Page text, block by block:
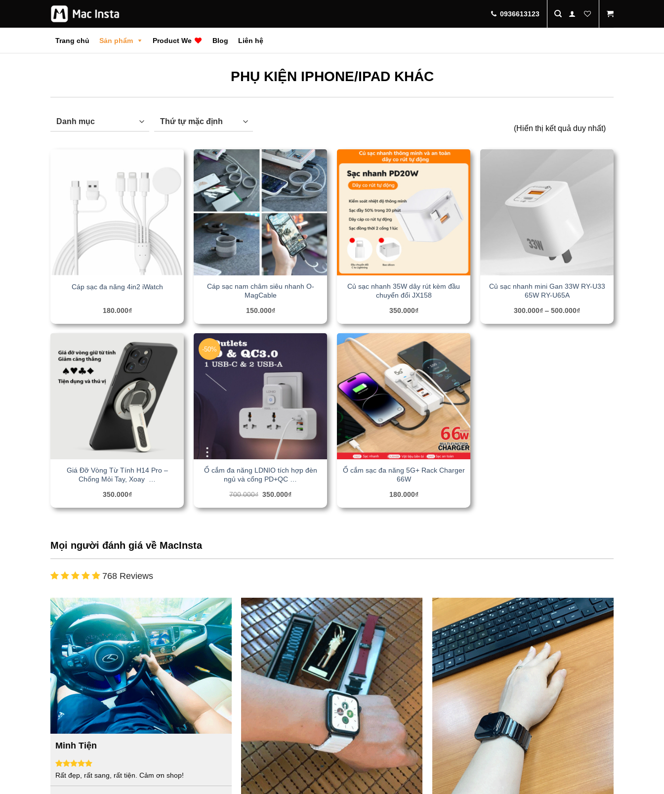
nội
0936613123
Trang chủ Sản phẩm Product We Blog Liên hệ
PHỤ KIỆN IPHONE/IPAD KHÁC
(Hiển thị kết quả duy nhất)
Cáp sạc đa năng 4in2 iWatch
180.000₫
Cáp sạc nam châm siêu nhanh O-
MagCable
150.000₫
Củ sạc nhanh 35W dây rút kèm đầu
chuyển đổi JX158
350.000₫
Củ sạc nhanh mini Gan 33W RY-U33
65W RY-U65A
300.000₫ – 500.000₫
Giá Đỡ Vòng Từ Tính H14 Pro –
Chống Mỏi Tay, Xoay …
350.000₫
-50%
Ổ cắm đa năng LDNIO tích hợp đèn
ngủ và cổng PD+QC …
700.000₫ Giá
là:
350.000₫Giá
tại
Ổ cắm sạc đa năng 5G+ Rack Charger
66W
180.000₫
Mọi người đánh giá về MacInsta
768 Reviews
Minh Tiện
Rất đẹp, rất sang, rất tiện. Cảm ơn shop!